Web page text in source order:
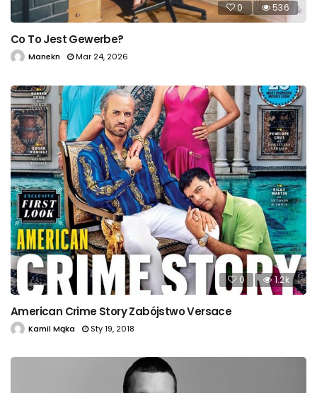
0 536
Co To Jest Gewerbe?
Manekn Mar 24, 2026
0 1.2k
American Crime Story Zabójstwo Versace
Kamil Mąka Sty 19, 2018